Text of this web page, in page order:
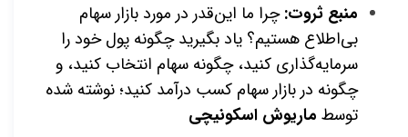
منبع ثروت:چرا ما این‌قدر در مورد بازار سهام
بی‌اطلاع هستیم؟ یاد بگیرید چگونه پول خود را
سرمایه‌گذاری کنید، چگونه سهام انتخاب کنید، و
چگونه در بازار سهام کسب درآمد کنید؛ نوشته شده
توسط ماریوش اسکونیچی